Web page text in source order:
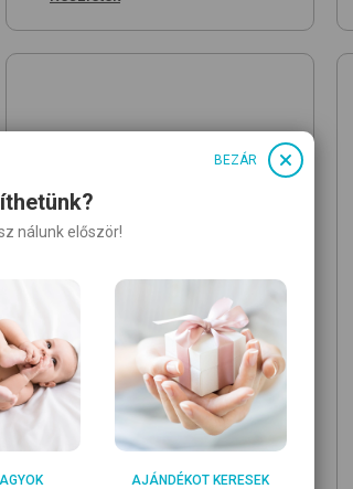
BRENDON
Duett HR30 AIR 170x70x10 white
hideghab matrac
nálunk először!
AJÁNDÉKOT KERESEK
BEZÁR